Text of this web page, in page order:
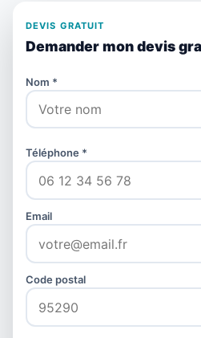
DEVIS GRATUIT
Demander mon devis
Nom *
Téléphone *
Email
Code postal